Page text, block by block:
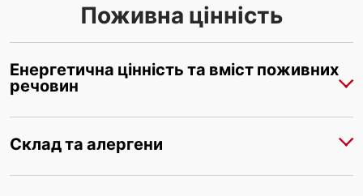
Поживна цінність
Енергетична цінність та вміст поживних
речовин
Склад та алергени